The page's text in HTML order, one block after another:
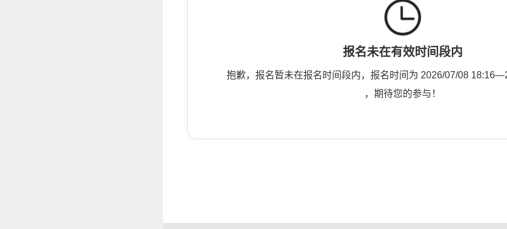
报名未在有效时间段内
抱歉，报名暂未在报名时间段内，报名时间为 2026/07/08
，期待您的参与！